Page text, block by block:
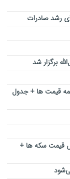
رشد صادرات
۱۴۰۵/ افزایش همه قیمت ها + جدول
امروز ۱۲ آذر/ افزایش قیمت سکه ها +